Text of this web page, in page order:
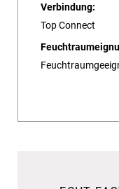
Verbindung:
Top Connect